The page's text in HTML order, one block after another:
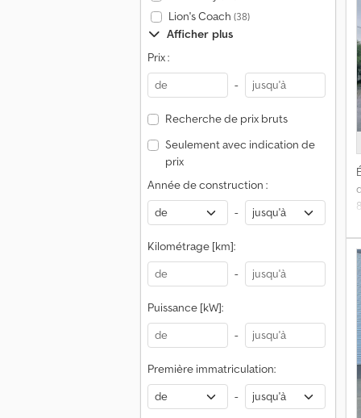
Lion's Coach (38)
Afficher plus
Prix :
-
Recherche de prix bruts
Seulement avec indication de
prix
Année de construction :
-
Kilométrage [km]:
-
Puissance [kW]:
-
Première immatriculation:
-